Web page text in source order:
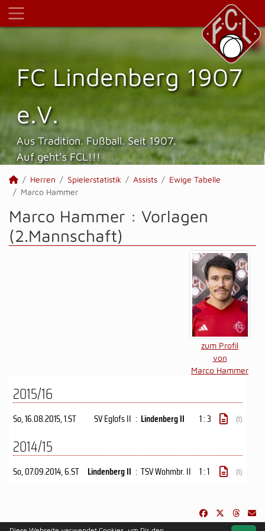
FC Lindenberg 1907
e.V.
Aus Tradition. Fußball. Seit 1907.
Auf geht's FCL!!!
Herren Spielerstatistik Assists
Ewige Tabelle
Marco Hammer
Marco Hammer : Vorlagen
(2.Mannschaft)
zum Profil
von
Marco Hammer
2015/16
So, 16.08.2015, 1.ST SV Eglofs II : Lindenberg II 1 : 3 (1)
2014/15
So, 07.09.2014, 6.ST Lindenberg II : TSV Wohmbr. II 1 : 1 (1)